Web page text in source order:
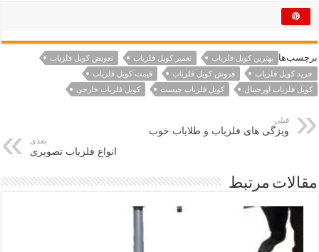
برچسب‌ها بهترین کویل فلزیاب تعمیر کویل فلزیاب
تعویض کویل فلزیاب
خرید کویل فلزیاب
فروش کویل فلزیاب
قیمت کویل فلزیاب
کویل فلزیاب اورجینال
کویل فلزیاب چیست کویل فلزیاب خارجی
قبلی
ویژگی های فلزیاب و طلایاب خوب
بعدی
انواع فلزیاب تصویری
مقالات مرتبط